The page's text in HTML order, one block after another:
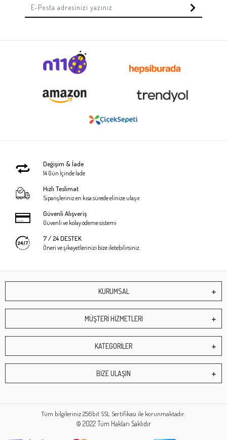
Değişim & İade
14 Gün İçinde İade
Hızlı Teslimat
Siparişleriniz en kısa sürede elinize ulaşır.
Güvenli Alışveriş
Güvenli ve kolay ödeme sistemi
7 / 24 DESTEK
Öneri ve şikayetlerinizi bize iletebilirsiniz.
KURUMSAL
MÜŞTERİ HİZMETLERİ
KATEGORİLER
BİZE ULAŞIN
Tüm bilgileriniz 256bit SSL Sertifikası ile korunmaktadır.
© 2022Tüm Hakları Saklıdır